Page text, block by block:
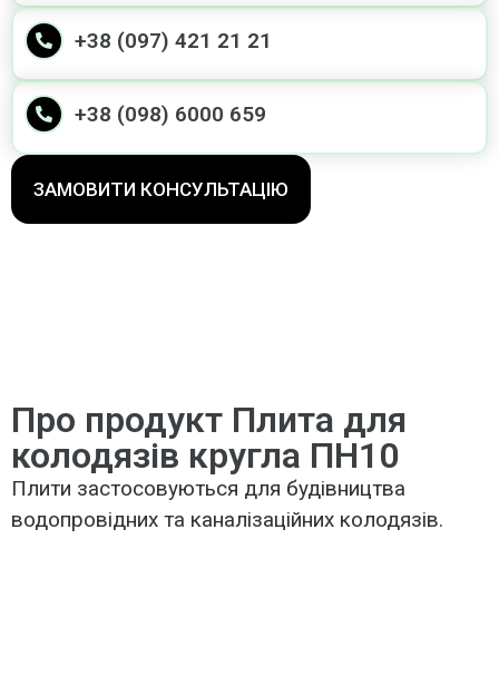
+38 (097) 421 21 21
+38 (098) 6000 659
ЗАМОВИТИ КОНСУЛЬТАЦІЮ
Про продукт Плита для
колодязів кругла ПН10
Плити застосовуються для будівництва
водопровідних та каналізаційних колодязів.